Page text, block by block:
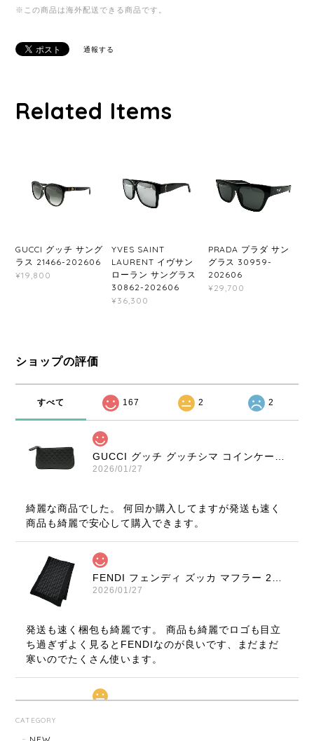
※この商品は海外配送できる商品です。
通報する
Related Items
GUCCI グッチ サング
ラス 21466-202606
¥19,800
YVES SAINT
LAURENT イヴサン
ローラン サングラス
30862-202606
¥36,300
PRADA プラダ サン
グラス 30959-
202606
¥29,700
ショップの評価
すべて 167 2 2
GUCCI グッチ グッチシマ コインケース ブラック 9347-202212
2026/01/27
綺麗な商品でした。 何回か購入してますが発送も速く
商品も綺麗で安心して購入できます。
FENDI フェンディ ズッカ マフラー 22816-202512
2026/01/27
発送も速く梱包も綺麗です。 商品も綺麗でロゴも目立
ち過ぎずよく見るとFENDIなのが良いです、まだまだ
寒いのでたくさん使います。
CATEGORY